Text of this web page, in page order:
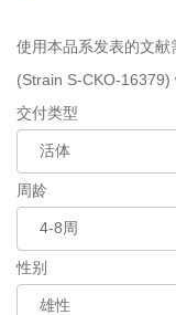
使用本品系发表的文献
(Strain S-CKO-16379)
交付类型
周龄
性别